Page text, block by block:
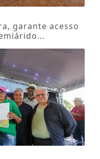
garante acesso